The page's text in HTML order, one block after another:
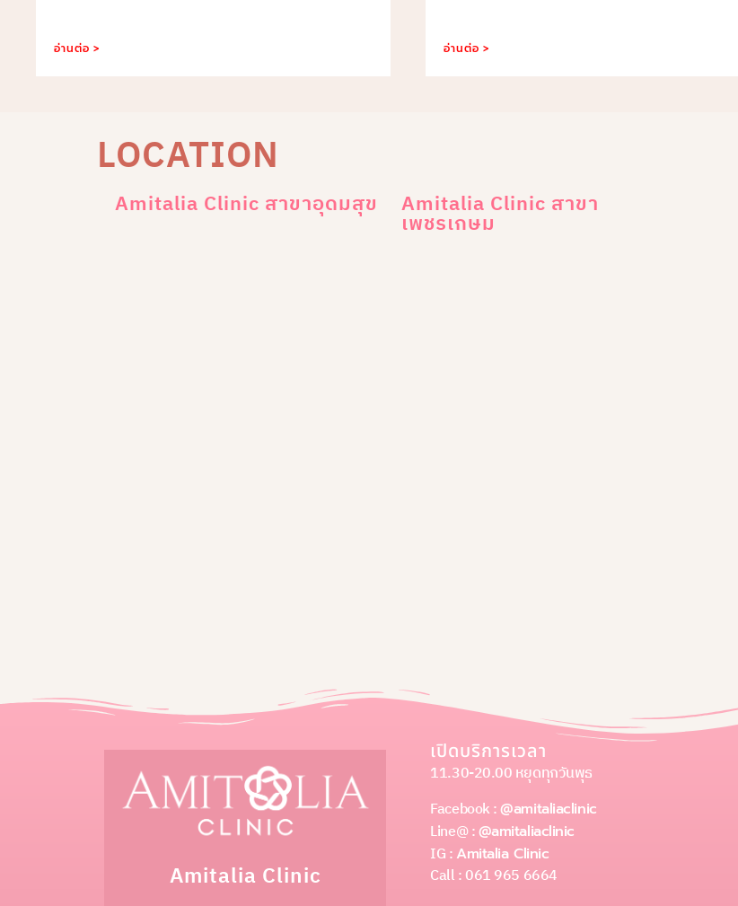
อ่านต่อ > อ่านต่อ >
LOCATION
Amitalia Clinic สาขาอุดมสุข Amitalia Clinic สาขา
เพชรเกษม
Amitalia Clinic
เปิดบริการเวลา
11.30-20.00 หยุดทุกวันพุธ
Facebook :@amitaliaclinic
Line@ :@amitaliaclinic
IG : Amitalia Clinic
Call : 061 965 6664